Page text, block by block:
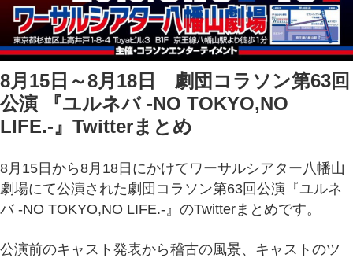
8月15日～8月18日 劇団コラソン第63回
公演 『ユルネバ -NO TOKYO,NO
LIFE.-』Twitterまとめ
8月15日から8月18日にかけてワーサルシアター八幡山
劇場にて公演された劇団コラソン第63回公演『ユルネ
バ -NO TOKYO,NO LIFE.-』のTwitterまとめです。
公演前のキャスト発表から稽古の風景、キャストのツ